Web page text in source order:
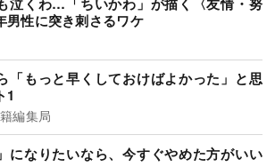
男性に突き刺さるワケ
「もっと早くしておけばよかった」と思
1
編集局
になりたいなら、今すぐやめた方がいい